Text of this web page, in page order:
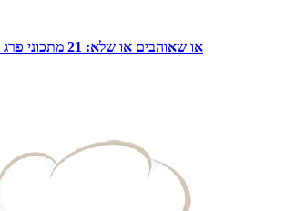
או שאוהבים או שלא: 21 מתכוני פרג מושלמים מכל הסוגים